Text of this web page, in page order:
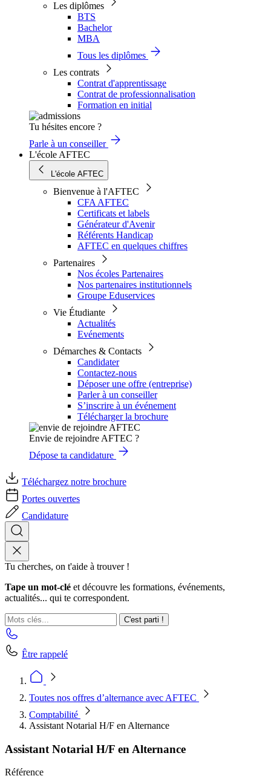
Les diplômes
BTS
Bachelor
MBA
Tous les diplômes
Les contrats
Contrat d'apprentissage
Contrat de professionnalisation
Formation en initial
Tu hésites encore ?
Parle à un conseiller
L'école AFTEC
L'école AFTEC
Bienvenue à l'AFTEC
CFA AFTEC
Certificats et labels
Générateur d'Avenir
Référents Handicap
AFTEC en quelques chiffres
Partenaires
Nos écoles Partenaires
Nos partenaires institutionnels
Groupe Eduservices
Vie Étudiante
Actualités
Evénements
Démarches & Contacts
Candidater
Contactez-nous
Déposer une offre (entreprise)
Parler à un conseiller
S’inscrire à un événement
Télécharger la brochure
Envie de rejoindre AFTEC ?
Dépose ta candidature
Téléchargez notre brochure
Portes ouvertes
Candidature
Tu cherches, on t'aide à trouver !
Tape un mot-clé et découvre les formations, événements,
actualités... qui te correspondent.
C'est parti !
Être rappelé
Toutes nos offres d’alternance avec AFTEC
Comptabilité
Assistant Notarial H/F en Alternance
Assistant Notarial H/F en Alternance
Référence